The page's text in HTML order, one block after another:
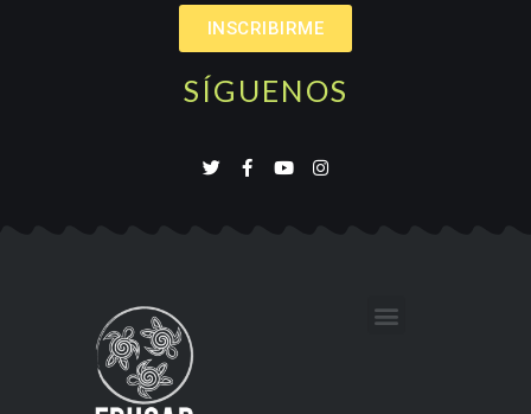
INSCRIBIRME
SÍGUENOS